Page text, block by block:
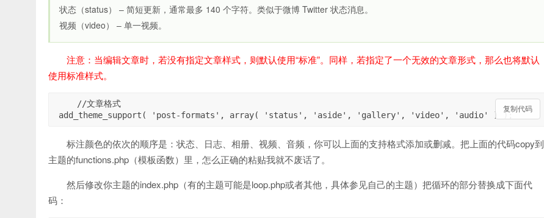
状态（status） – 简短更新，通常最多 140 个字符。类似于微博 Twitter 状态消息。
视频（video） – 单一视频。
注意：当编辑文章时，若没有指定文章样式，则默认使用“标准”。同样，若指定了一个无效的文章形式，那么也将默认
使用标准样式。
复制代码
标注颜色的依次的顺序是：状态、日志、相册、视频、音频，你可以上面的支持格式添加或删减。把上面的代码copy到
主题的functions.php（模板函数）里，怎么正确的粘贴我就不废话了。
然后修改你主题的index.php（有的主题可能是loop.php或者其他，具体参见自己的主题）把循环的部分替换成下面代
码：